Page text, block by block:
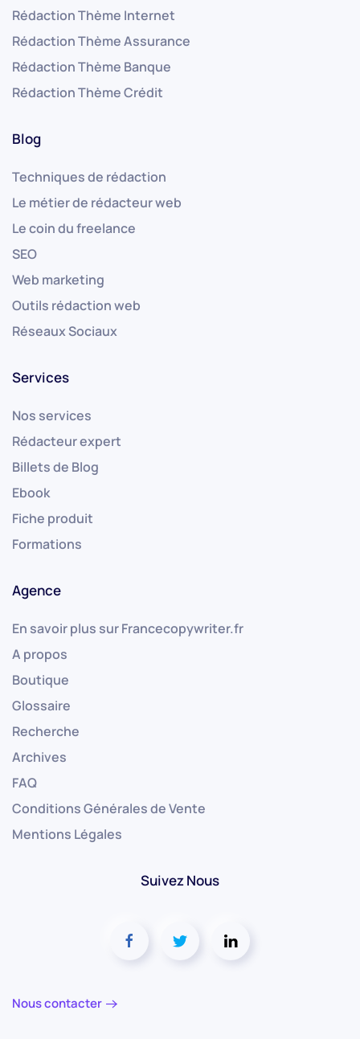
Rédaction Thème Internet
Rédaction Thème Assurance
Rédaction Thème Banque
Rédaction Thème Crédit
Blog
Techniques de rédaction
Le métier de rédacteur web
Le coin du freelance
SEO
Web marketing
Outils rédaction web
Réseaux Sociaux
Services
Nos services
Rédacteur expert
Billets de Blog
Ebook
Fiche produit
Formations
Agence
En savoir plus sur Francecopywriter.fr
A propos
Boutique
Glossaire
Recherche
Archives
FAQ
Conditions Générales de Vente
Mentions Légales
Suivez Nous
Nous contacter